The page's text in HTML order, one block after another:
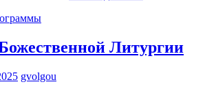
Литургии
gvolgou